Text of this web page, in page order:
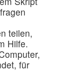
teilen,
Hilfe.
für